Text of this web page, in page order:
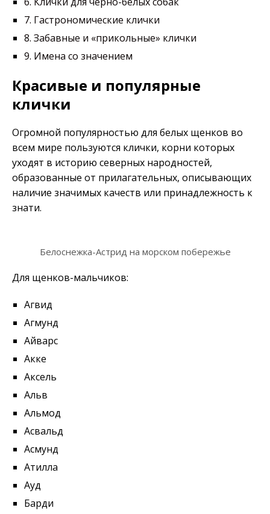
7. Гастрономические клички
8. Забавные и «прикольные» клички
9. Имена со значением
Красивые и популярные
клички
Огромной популярностью для белых щенков во
всем мире пользуются клички, корни которых
уходят в историю северных народностей,
образованные от прилагательных, описывающих
наличие значимых качеств или принадлежность к
знати.
Белоснежка-Астрид на морском побережье
Для щенков-мальчиков:
Агвид
Агмунд
Айварс
Акке
Аксель
Альв
Альмод
Асвальд
Асмунд
Атилла
Ауд
Барди